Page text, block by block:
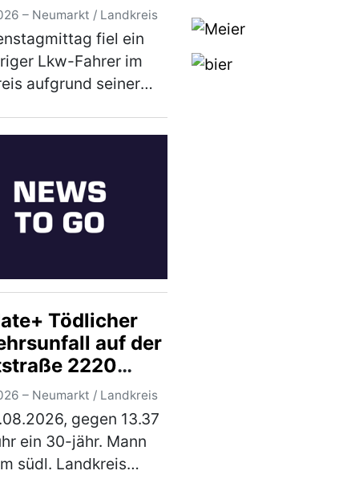
– Neumarkt / Landkreis
fiel ein
Lkw-Fahrer im
aufgrund seiner
Einflus…(mehr)
Tödlicher
auf der
2220
Lengenfeld
– Neumarkt / Landkreis
gegen 13.37
ein 30-jähr. Mann
südl. Landkreis